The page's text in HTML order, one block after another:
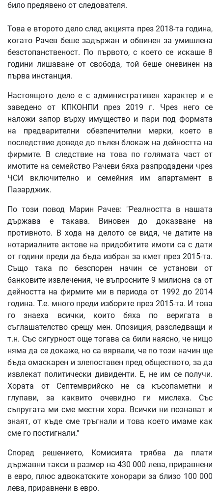
било предявено от следователя.
Това е второто дело след акцията през 2018-та година,
когато Рачев беше задържан и обвинен за умишлена
безстопанственост. По първото, с което се искаше 8
години лишаване от свобода, той беше оневинен на
първа инстанция.
Настоящото дело е с административен характер и е
заведено от КПКОНПИ през 2019 г. Чрез него се
наложи запор върху имущество и пари под формата
на предварителни обезпечителни мерки, което в
последствие доведе до пълен блокаж на дейността на
фирмите. В следствие на това по голямата част от
имотите на семейство Рачеви бяха разпродадени чрез
ЧСИ включително и семейния им апартамент в
Пазарджик.
По този повод Марин Рачев: "Реалността в нашата
държава е такава. Виновен до доказване на
противното. В хода на делото се видя, че датите на
нотариалните актове на придобитите имоти са с дати
от години преди да бъда избран за кмет през 2015-та.
Също така по безспорен начин се установи от
банковите извлечения, че въпросните 9 милиона са от
дейността на фирмите ми в периода от 1992 до 2014
година. Т.е. много преди изборите през 2015-та. И това
го знаеха всички, които бяха по веригата в
съглашателство срещу мен. Опозиция, разследващи и
т.н. Със сигурност още тогава са били наясно, че нищо
няма да се докаже, но са вярвали, че по този начин ще
бъда омаскарен и злепоставен пред обществото, за да
извлекат политически дивиденти. Е, не им се получи.
Хората от Септемврийско не са късопаметни и
глупави, за каквито очевидно ги мислеха. Със
съпругата ми сме местни хора. Всички ни познават и
знаят, от къде сме тръгнали и това което имаме как
сме го постигнали."
Според решението, Комисията трябва да плати
държавни такси в размер на 430 000 лева, приравнени
в евро, плюс адвокатските хонорари за близо 100 000
лева, приравнени в евро.